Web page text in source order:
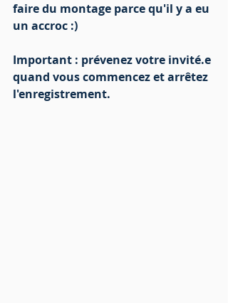
faire du montage parce qu'il y a eu
un accroc :)
Important : prévenez votre invité.e
quand vous commencez et arrêtez
l'enregistrement.